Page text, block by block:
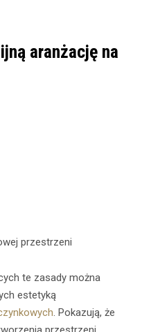
aranżację na
przestrzeni
te zasady można
estetyką
. Pokazują, że